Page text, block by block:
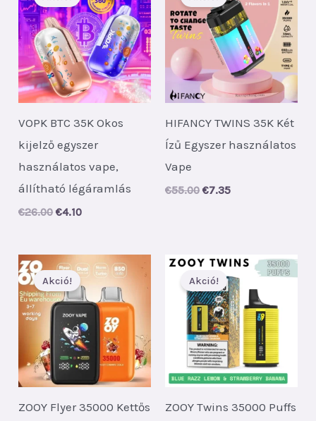
VOPK BTC 35K Okos
kijelző egyszer
használatos vape,
állítható légáramlás
€26.00 Original
€26.00.
€4.10Current
€4.10.
HIFANCY TWINS 35K Két
Ízű Egyszer használatos
Vape
€55.00 Original
€7.35Current
Akció!
ZOOY Flyer 35000 Kettős
Akció!
ZOOY Twins 35000 Puffs